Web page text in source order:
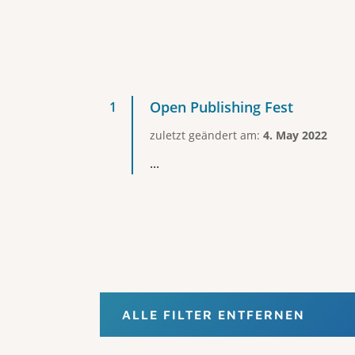
Open Publishing Fest
zuletzt geändert am: 4. May 2022
...
ALLE FILTER ENTFERNEN